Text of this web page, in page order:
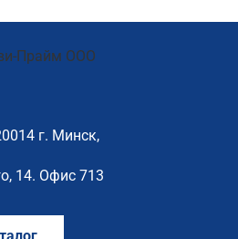
г. Минск,
14. Офис 713